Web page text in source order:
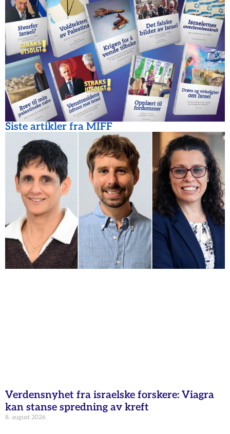
Siste artikler fra MIFF
Verdensnyhet fra israelske forskere: Viagra
kan stanse spredning av kreft
8. august 2026